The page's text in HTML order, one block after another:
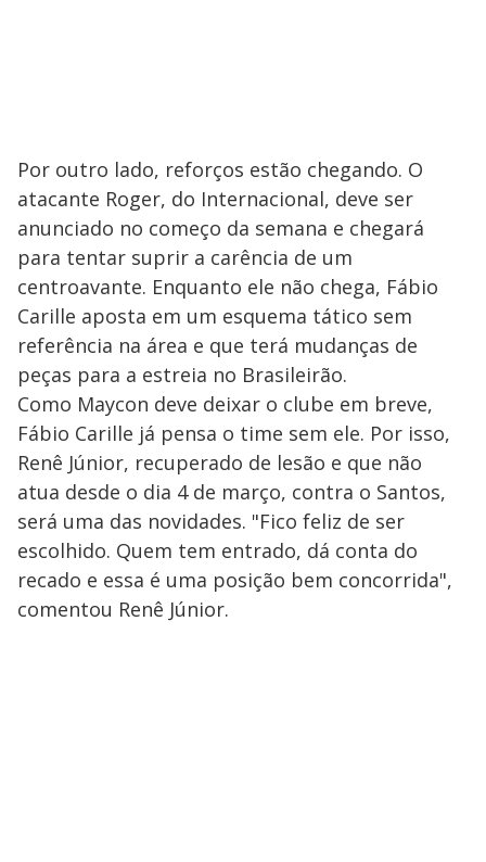
Por outro lado, reforços estão chegando. O
atacante Roger, do Internacional, deve ser
anunciado no começo da semana e chegará
para tentar suprir a carência de um
centroavante. Enquanto ele não chega, Fábio
Carille aposta em um esquema tático sem
referência na área e que terá mudanças de
peças para a estreia no Brasileirão.
Como Maycon deve deixar o clube em breve,
Fábio Carille já pensa o time sem ele. Por isso,
Renê Júnior, recuperado de lesão e que não
atua desde o dia 4 de março, contra o Santos,
será uma das novidades. "Fico feliz de ser
escolhido. Quem tem entrado, dá conta do
recado e essa é uma posição bem concorrida",
comentou Renê Júnior.